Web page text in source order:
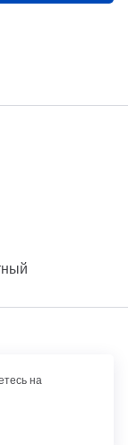
автомобилей.
на